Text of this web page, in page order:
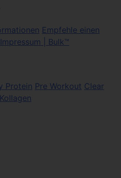
Empfehle einen
Impressum | Bulk™
Protein Pre Workout Clear
Kollagen